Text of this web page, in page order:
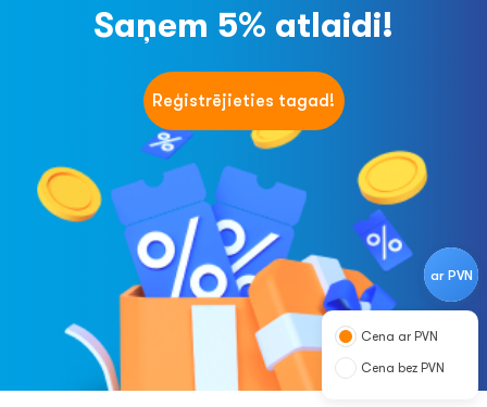
ar PVN
Cena ar PVN
Cena bez PVN
Saņem 5% atlaidi!
Reģistrējieties tagad!